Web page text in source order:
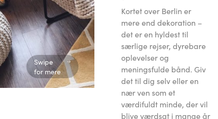
Swipe
for mere
Kortet over Berlin er
mere end dekoration –
det er en hyldest til
særlige rejser, dyrebare
oplevelser og
meningsfulde bånd. Giv
det til dig selv eller en
nær ven som et
værdifuldt minde, der vil
blive værdsat i mange år